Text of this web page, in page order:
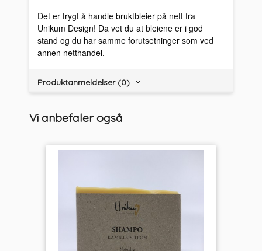
Det er trygt å handle bruktbleier på nett fra
Unikum Design! Da vet du at bleiene er i god
stand og du har samme forutsetninger som ved
annen netthandel.
Produktanmeldelser (0)
Vi anbefaler også